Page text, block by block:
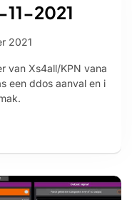
2021
2021
van Xs4all/KPN vana
een ddos aanval en i